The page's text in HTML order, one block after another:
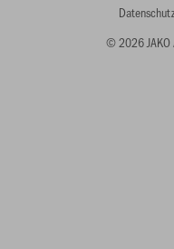
© 2026 JAKO